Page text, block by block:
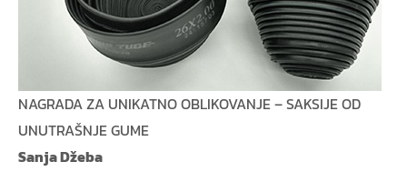
NAGRADA ZA UNIKATNO OBLIKOVANJE – SAKSIJE OD
UNUTRAŠNJE GUME
Sanja Džeba